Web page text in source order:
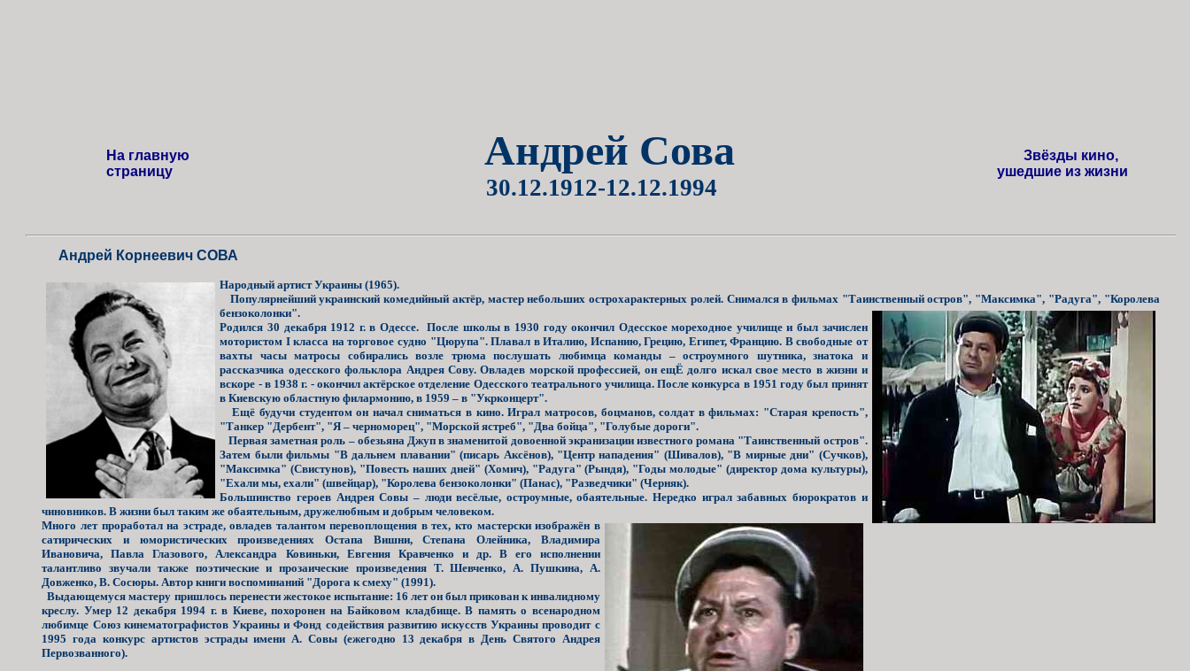
На главную
страницу
Андрей Сова
30.12.1912-12.12.1994
Звёзды кино,
ушедшие из жизни
Андрей Корнеевич СОВА
Народный артист Украины (1965).
Популярнейший украинский комедийный актёр, мастер небольших острохарактерных ролей. Снимался в фильмах "Таинственный остров", "Максимка", "Радуга", "Королева
бензоколонки".
Родился 30 декабря 1912 г. в Одессе. После школы в 1930 году окончил Одесское мореходное училище и был зачислен
мотористом I класса на торговое судно "Цюрупа". Плавал в Италию, Испанию, Грецию, Египет, Францию. В свободные от
вахты часы матросы собирались возле трюма послушать любимца команды – остроумного шутника, знатока и
рассказчика одесского фольклора Андрея Сову. Овладев морской профессией, он ещЁ долго искал свое место в жизни и
вскоре - в 1938 г. - окончил актёрское отделение Одесского театрального училища. После конкурса в 1951 году был принят
в Киевскую областную филармонию, в 1959 – в "Укрконцерт".
Ещё будучи студентом он начал сниматься в кино. Играл матросов, боцманов, солдат в фильмах: "Старая крепость",
"Танкер "Дербент", "Я – черноморец", "Морской ястреб", "Два бойца", "Голубые дороги".
Первая заметная роль – обезьяна Джуп в знаменитой довоенной экранизации известного романа "Таинственный остров".
Затем были фильмы "В дальнем плавании" (писарь Аксёнов), "Центр нападения" (Шивалов), "В мирные дни" (Сучков),
"Максимка" (Свистунов), "Повесть наших дней" (Хомич), "Радуга" (Рындя), "Годы молодые" (директор дома культуры),
"Ехали мы, ехали" (швейцар), "Королева бензоколонки" (Панас), "Разведчики" (Черняк).
Большинство героев Андрея Совы – люди весёлые, остроумные, обаятельные. Нередко играл забавных бюрократов и
чиновников. В жизни был таким же обаятельным, дружелюбным и добрым человеком.
Много лет проработал на эстраде, овладев талантом перевоплощения в тех, кто мастерски изображён в
сатирических и юмористических произведениях Остапа Вишни, Степана Олейника, Владимира
Ивановича, Павла Глазового, Александра Ковиньки, Евгения Кравченко и др. В его исполнении
талантливо звучали также поэтические и прозаические произведения Т. Шевченко, А. Пушкина, А.
Довженко, В. Сосюры. Автор книги воспоминаний "Дорога к смеху" (1991).
Выдающемуся мастеру пришлось перенести жестокое испытание: 16 лет он был прикован к инвалидному
креслу. Умер 12 декабря 1994 г. в Киеве, похоронен на Байковом кладбище. В память о всенародном
любимце Союз кинематографистов Украины и Фонд содействия развитию искусств Украины проводит с
1995 года конкурс артистов эстрады имени А. Совы (ежегодно 13 декабря в День Святого Андрея
Первозванного).